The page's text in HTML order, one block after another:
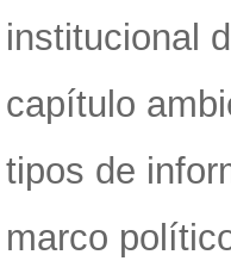
institucional
capítulo
tipos de
marco